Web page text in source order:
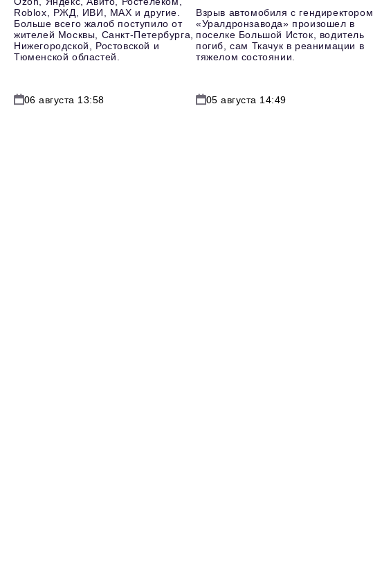
Roblox, РЖД, ИВИ, MAX и другие.
Больше всего жалоб поступило от
жителей Москвы, Санкт-Петербурга,
Нижегородской, Ростовской и
Тюменской областей.
06 августа 13:58
Взрыв автомобиля с гендиректором
«Уралдронзавода» произошел в
поселке Большой Исток, водитель
погиб, сам Ткачук в реанимации в
тяжелом состоянии.
05 августа 14:49